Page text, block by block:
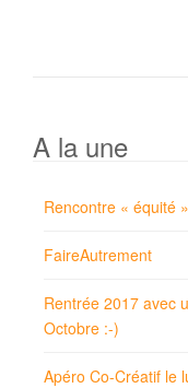
A la une
Rencontre « équité
FaireAutrement
Rentrée 2017 avec
Octobre :-)
Apéro Co-Créatif le